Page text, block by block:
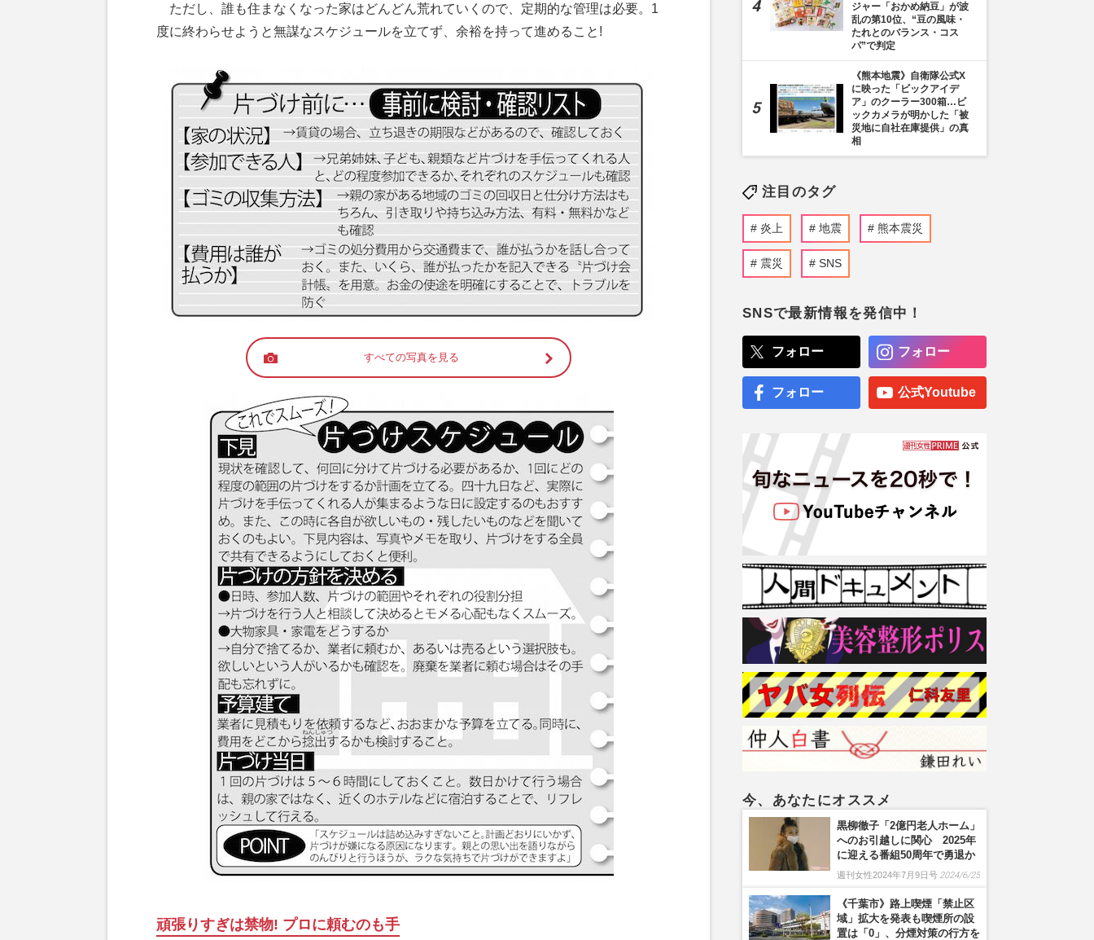
ただし、誰も住まなくなった家はどんどん荒れていくので、定期的な管理は必要。1
度に終わらせようと無謀なスケジュールを立てず、余裕を持って進めること!
すべての写真を見る
頑張りすぎは禁物! プロに頼むのも手
ジャー「おかめ納豆」が波
乱の第10位、“豆の風味・
たれとのバランス・コス
パ”で判定
《熊本地震》自衛隊公式X
に映った「ビックアイデ
ア」のクーラー300箱…ビ
ックカメラが明かした「被
災地に自社在庫提供」の真
相
注目のタグ
炎上 地震 熊本震災
震災 SNS
SNSで最新情報を発信中！
フォロー フォロー
フォロー 公式Youtube
今、あなたにオススメ
黒柳徹子「2億円老人ホーム」
へのお引越しに関心 2025年
に迎える番組50周年で勇退か
週刊女性2024年7月9日号 2024/6/25
《千葉市》路上喫煙「禁止区
域」拡大を発表も喫煙所の設
置は「0」、分煙対策の行方を